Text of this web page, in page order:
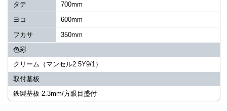
タテ
700mm
ヨコ
600mm
フカサ
350mm
色彩
クリーム（マンセル2.5Y9/1）
取付基板
鉄製基板 2.3mm/方眼目盛付